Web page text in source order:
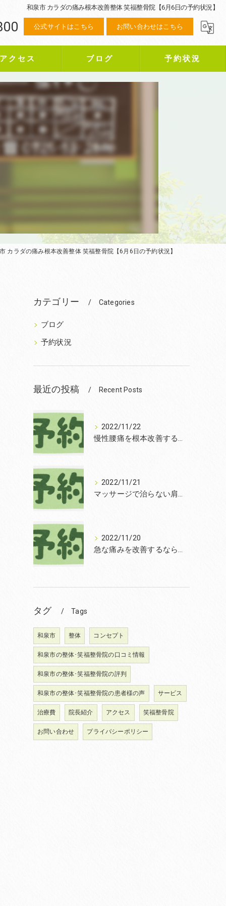
和泉市 カラダの痛み根本改善整体 笑福整骨院【6月6日の予約状況】
公式サイトはこちら お問い合わせはこちら
クセス ブログ 予約状況
カラダの痛み根本改善整体 笑福整骨院【6月6日の予約状況】
カテゴリー Categories
ブログ
予約状況
最近の投稿 Recent Posts
2022/11/22
慢性腰痛を根本改善するなら和泉市の笑福整骨院【2022年11月22日の予約状況】
2022/11/21
マッサージで治らない肩こりを改善する無痛整体和泉市笑福整骨院【2022年11月21日の予約状況】
2022/11/20
急な痛みを改善するなら和泉市の土日診療の笑福整骨院【2022年11月20日の予約状況】
タグ Tags
和泉市 整体 コンセプト
和泉市の整体･笑福整骨院の口コミ情報
和泉市の整体･笑福整骨院の評判
和泉市の整体･笑福整骨院の患者様の声 サービス
治療費 院長紹介 アクセス 笑福整骨院
お問い合わせ プライバシーポリシー